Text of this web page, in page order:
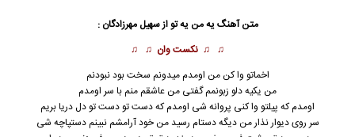
متن آهنگ یه من یه تو ازسهیل مهرزادگان :
♫ ♫ نکست وان ♫ ♫
اخماتو وا کن من اومدم میدونم سخت بود نبودنم
من یکیه دلو زبونمم گفتی من عاشقم منم با سر اومدم
اومدم که پیلتو وا کنی پروانه شی اومدم که دست تو دست تو دل دریا بریم
سر روی دیوار نذار من دیگه دستام رسید من خود آرامشم نبینم دستپاچه شی